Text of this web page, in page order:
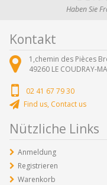
Haben Sie
Kontakt
1,chemin des Pièces
49260 LE COUDRAY-
02 41 67 79 30
Find us, Contact us
Nützliche Links
Anmeldung
Registrieren
Warenkorb